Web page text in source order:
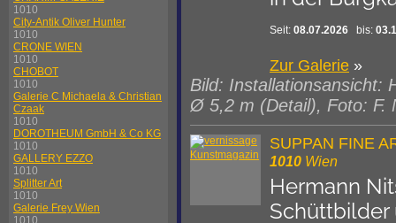
1010
City-Antik Oliver Hunter
1010
CRONE WIEN
1010
CHOBOT
1010
Galerie C Michaela & Christian
Czaak
1010
DOROTHEUM GmbH & Co KG
1010
GALLERY EZZO
1010
Splitter Art
1010
Galerie Frey Wien
1010
Seit: 08.07.2026 bis:
Zur Galerie »
Bild: Installationsansicht:
Ø 5,2 m (Detail), Foto: F.
SUPPAN FINE
1010 Wien
Hermann
Schüttbilder